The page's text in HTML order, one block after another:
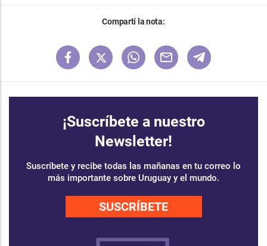
Compartí la nota:
¡Suscríbete a nuestro
Newsletter!
Suscríbete y recibe todas las mañanas en tu correo lo
más importante sobre Uruguay y el mundo.
SUSCRÍBETE